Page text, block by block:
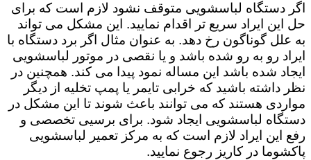
اگر دستگاه لباسشویی متوقف نشود لازم است که برای
حل این ایراد سریع تر اقدام نمایید. این مشکل می تواند
به علل گوناگون رخ دهد. به عنوان مثال اگر برد دستگاه با
ایراد رو به رو شده باشد و یا نقصی در موتور لباسشویی
ایجاد شده باشد این مساله نمود پیدا می کند. همچنین در
نظر داشته باشید که خرابی تایمر یا پمپ تخلیه از دیگر
مواردی هستند که می توانند باعث شوند تا این مشکل در
دستگاه لباسشویی ایجاد شود. برای برسیی تخصصی و
رفع این ایراد لازم است که به مرکز تعمیر لباسشویی
پاکشوما در کاریز رجوع نمایید.